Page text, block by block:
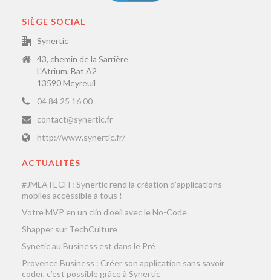
SIÈGE SOCIAL
Synertic
43, chemin de la Sarrière
L'Atrium, Bat A2
13590 Meyreuil
04 84 25 16 00
contact@synertic.fr
http://www.synertic.fr/
ACTUALITÉS
#JMLATECH : Synertic rend la création d’applications
mobiles accéssible à tous !
Votre MVP en un clin d’oeil avec le No-Code
Shapper sur TechCulture
Synetic au Business est dans le Pré
Provence Business : Créer son application sans savoir
coder, c’est possible grâce à Synertic